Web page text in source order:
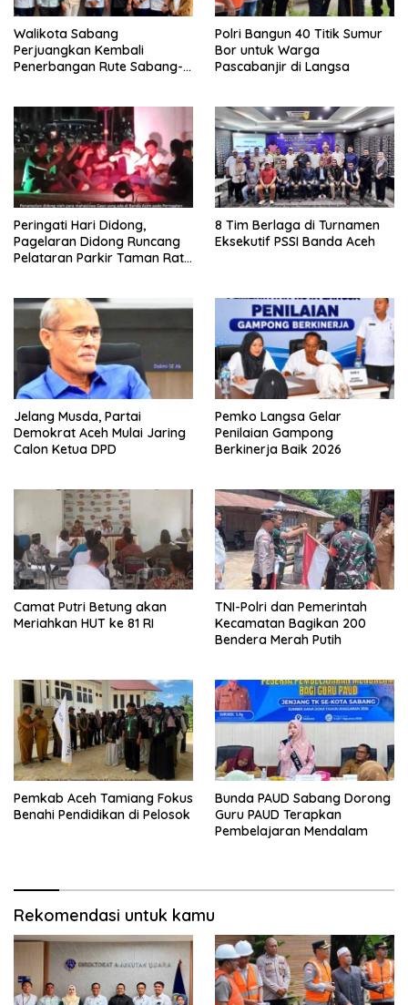
Walikota Sabang
Perjuangkan Kembali
Penerbangan Rute Sabang-
Polri Bangun 40 Titik Sumur
Bor untuk Warga
Pascabanjir di Langsa
Peringati Hari Didong,
Pagelaran Didong Runcang
Pelataran Parkir Taman Ratu
8 Tim Berlaga di Turnamen
Eksekutif PSSI Banda Aceh
Jelang Musda, Partai
Demokrat Aceh Mulai Jaring
Calon Ketua DPD
Pemko Langsa Gelar
Penilaian Gampong
Berkinerja Baik 2026
Camat Putri Betung akan
Meriahkan HUT ke 81 RI
TNI-Polri dan Pemerintah
Kecamatan Bagikan 200
Bendera Merah Putih
Pemkab Aceh Tamiang Fokus
Benahi Pendidikan di Pelosok
Bunda PAUD Sabang Dorong
Guru PAUD Terapkan
Pembelajaran Mendalam
Rekomendasi untuk kamu